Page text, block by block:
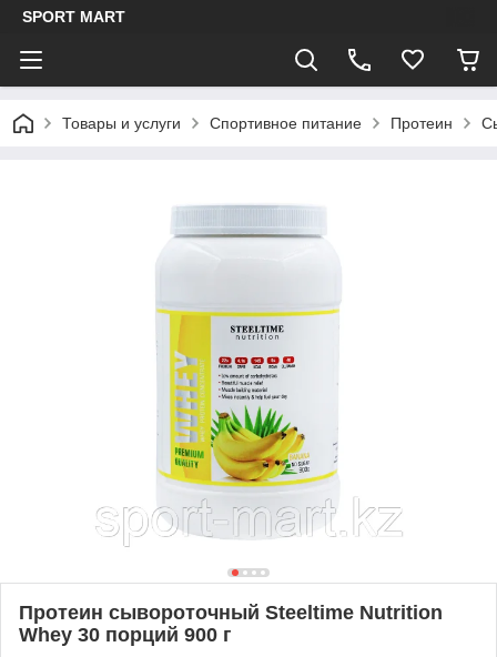
SPORT MART
Товары и услуги Спортивное питание Протеин
Протеин сывороточный Steeltime Nutrition
Whey 30 порций 900 г